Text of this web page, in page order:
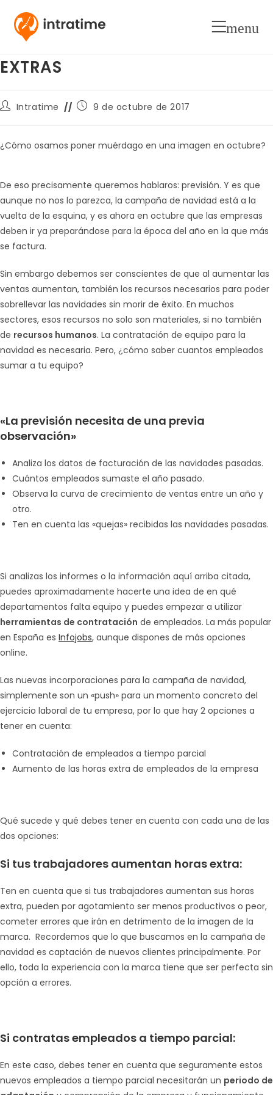
menu
ESTA NAVIDAD CONTRATO A
TIEMPO PARCIAL VS HORAS
EXTRAS
Autor
entrada:
Intratime
Publicación
entrada:
9 de octubre de 2017
¿Cómo osamos poner muérdago en una imagen en octubre?
De eso precisamente queremos hablaros: previsión. Y es que
aunque no nos lo parezca, la campaña de navidad está a la
vuelta de la esquina, y es ahora en octubre que las empresas
deben ir ya preparándose para la época del año en la que más
se factura.
Sin embargo debemos ser conscientes de que al aumentar las
ventas aumentan, también los recursos necesarios para poder
sobrellevar las navidades sin morir de éxito. En muchos
sectores, esos recursos no solo son materiales, si no también
de recursos humanos. La contratación de equipo para la
navidad es necesaria. Pero, ¿cómo saber cuantos empleados
sumar a tu equipo?
«La previsión necesita de una previa
observación»
Analiza los datos de facturación de las navidades pasadas.
Cuántos empleados sumaste el año pasado.
Observa la curva de crecimiento de ventas entre un año y
otro.
Ten en cuenta las «quejas» recibidas las navidades pasadas.
Si analizas los informes o la información aquí arriba citada,
puedes aproximadamente hacerte una idea de en qué
departamentos falta equipo y puedes empezar a utilizar
herramientas de contratación de empleados. La más popular
en España es Infojobs, aunque dispones de más opciones
online.
Las nuevas incorporaciones para la campaña de navidad,
simplemente son un «push» para un momento concreto del
ejercicio laboral de tu empresa, por lo que hay 2 opciones a
tener en cuenta:
Contratación de empleados a tiempo parcial
Aumento de las horas extra de empleados de la empresa
Qué sucede y qué debes tener en cuenta con cada una de las
dos opciones:
Si tus trabajadores aumentan horas extra:
Ten en cuenta que si tus trabajadores aumentan sus horas
extra, pueden por agotamiento ser menos productivos o peor,
cometer errores que irán en detrimento de la imagen de la
marca. Recordemos que lo que buscamos en la campaña de
navidad es captación de nuevos clientes principalmente. Por
ello, toda la experiencia con la marca tiene que ser perfecta sin
opción a errores.
Si contratas empleados a tiempo parcial:
En este caso, debes tener en cuenta que seguramente estos
nuevos empleados a tiempo parcial necesitarán un periodo de